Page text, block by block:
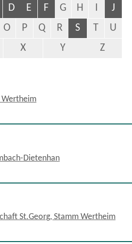
D E F G H
J
O P Q R S T
U
X Y Z
Wertheim
Dietenhan
St.Georg, Stamm Wertheim